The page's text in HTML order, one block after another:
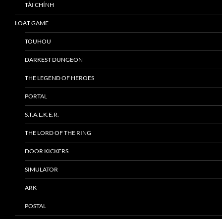
TÀI CHÍNH
LOẠT GAME
TOUHOU
DARKEST DUNGEON
THE LEGEND OF HEROES
PORTAL
S.T.A.L.K.E.R.
THE LORD OF THE RING
DOOR KICKERS
SIMULATOR
ARK
POSTAL